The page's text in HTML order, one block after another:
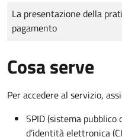
Tipo di pagamento
Importo
La presentazione della
pagamento
Cosa serve
Per accedere al servizio,
SPID (sistema
d’identità elettronica